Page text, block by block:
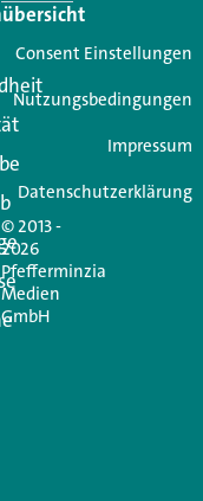
Alles, was
Mit nur einem
© 2013 -
2026
Pfefferminzia
Medien
GmbH
Consent Einstellungen
Nutzungsbedingungen
Impressum
Datenschutzerklärung